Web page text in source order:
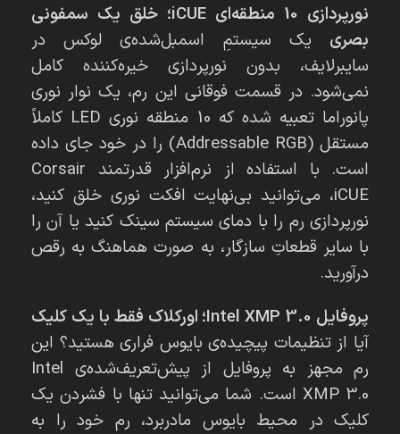
نورپردازی 10 منطقه‌ای iCUE؛ خلق یک سمفونی
بصری یک سیستمِ اسمبل‌شده‌ی لوکس در
سایبرلایف، بدون نورپردازی خیره‌کننده کامل
نمی‌شود. در قسمت فوقانی این رم، یک نوار نوری
پانوراما تعبیه شده که 10 منطقه نوری LED کاملاً
مستقل (Addressable RGB) را در خود جای داده
است. با استفاده از نرم‌افزار قدرتمند Corsair
iCUE، می‌توانید بی‌نهایت افکت نوری خلق کنید،
نورپردازی رم را با دمای سیستم سینک کنید یا آن را
با سایر قطعاتِ سازگار، به صورت هماهنگ به رقص
درآورید.
پروفایل Intel XMP 3.0؛ اورکلاک فقط با یک کلیک
آیا از تنظیمات پیچیده‌ی بایوس فراری هستید؟ این
رم مجهز به پروفایل از پیش‌تعریف‌شده‌ی Intel
XMP 3.0 است. شما می‌توانید تنها با فشردن یک
کلیک در محیط بایوس مادربرد، رم خود را به